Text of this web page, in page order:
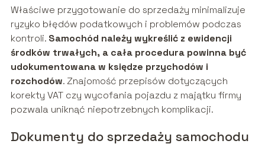
Właściwe przygotowanie do sprzedaży minimalizuje
ryzyko błędów podatkowych i problemów podczas
kontroli. Samochód należy wykreślić z ewidencji
środków trwałych, a cała procedura powinna być
udokumentowana w księdze przychodów i
rozchodów. Znajomość przepisów dotyczących
korekty VAT czy wycofania pojazdu z majątku firmy
pozwala uniknąć niepotrzebnych komplikacji.
Dokumenty do sprzedaży samochodu